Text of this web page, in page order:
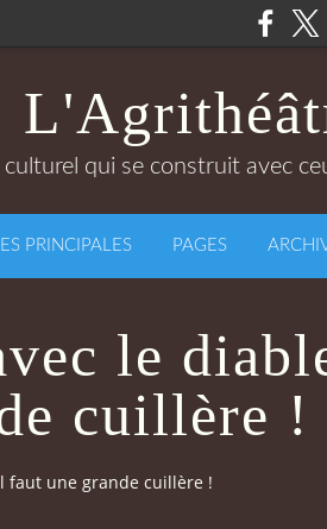
culturel qui se construit avec
PRINCIPALES PAGES
le
cuillère !
faut une grande cuillère !